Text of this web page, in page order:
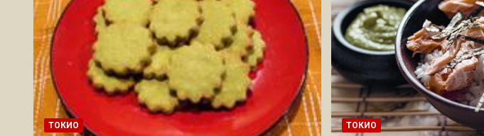
ТОКИО ТОКИО